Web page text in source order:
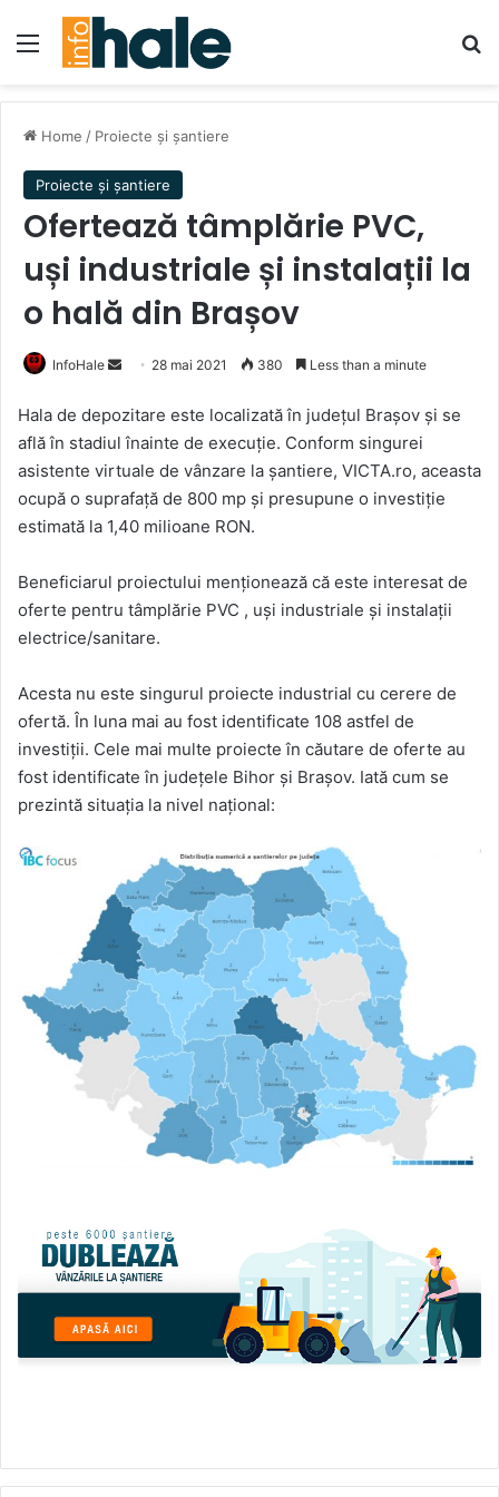
Menu
Home / Proiecte și șantiere
Proiecte și șantiere
Ofertează tâmplărie PVC,
uși industriale și instalații la
o hală din Brașov
InfoHale
Send
email
28 mai 2021 380 Less than a minute
Hala de depozitare este localizată în județul Brașov și se
află în stadiul înainte de execuție. Conform singurei
asistente virtuale de vânzare la șantiere, VICTA.ro, aceasta
ocupă o suprafață de 800 mp și presupune o investiție
estimată la 1,40 milioane RON.
Beneficiarul proiectului menționează că este interesat de
oferte pentru tâmplărie PVC , uși industriale și instalații
electrice/sanitare.
Acesta nu este singurul proiecte industrial cu cerere de
ofertă. În luna mai au fost identificate 108 astfel de
investiții. Cele mai multe proiecte în căutare de oferte au
fost identificate în județele Bihor și Brașov. Iată cum se
prezintă situația la nivel național: